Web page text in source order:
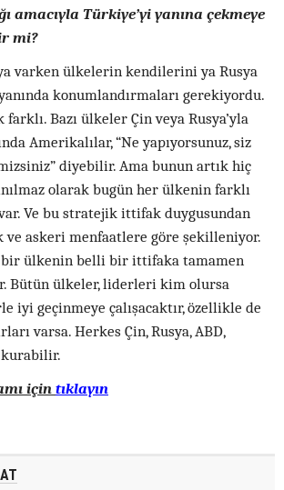
amacıyla Türkiye’yi yanına çekmeye
mi?
varken ülkelerin kendilerini ya Rusya
konumlandırmaları gerekiyordu.
farklı. Bazı ülkeler Çin veya Rusya’yla
Amerikalılar, “Ne yapıyorsunuz, siz
diyebilir. Ama bunun artık hiç
olarak bugün her ülkenin farklı
Ve bu stratejik ittifak duygusundan
ve askeri menfaatlere göre şekilleniyor.
bir ülkenin belli bir ittifaka tamamen
Bütün ülkeler, liderleri kim olursa
iyi geçinmeye çalışacaktır, özellikle de
varsa. Herkes Çin, Rusya, ABD,
için tıklayın